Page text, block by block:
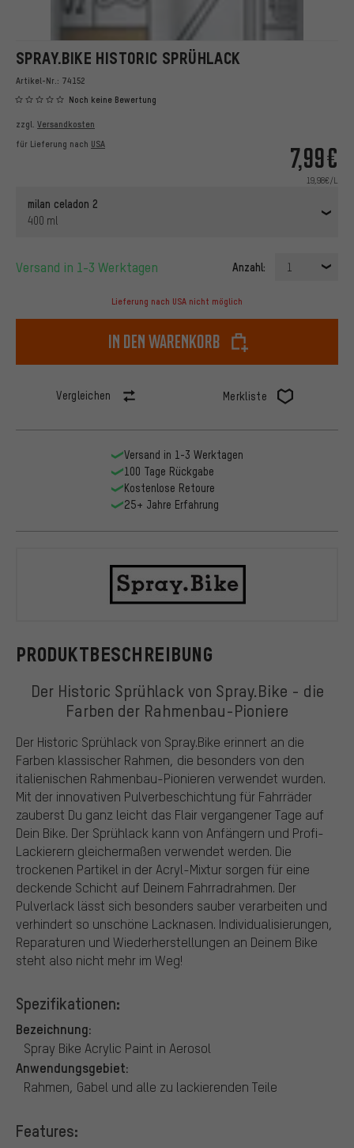
SPRAY.BIKE HISTORIC SPRÜHLACK
Artikel-Nr.: 74152
Noch keine Bewertung
7,99€
19,98€/L
zzgl. Versandkosten
für Lieferung nach USA
milan celadon 2
400 ml
Versand in 1-3 Werktagen Anzahl: 1
Lieferung nach USA nicht möglich
In den Warenkorb
Vergleichen Merkliste
PRODUKTBESCHREIBUNG
Der Historic Sprühlack von Spray.Bike - die
Farben der Rahmenbau-Pioniere
Der Historic Sprühlack von Spray.Bike erinnert an die
Farben klassischer Rahmen, die besonders von den
italienischen Rahmenbau-Pionieren verwendet wurden.
Mit der innovativen Pulverbeschichtung für Fahrräder
zauberst Du ganz leicht das Flair vergangener Tage auf
Dein Bike. Der Sprühlack kann von Anfängern und Profi-
Lackierern gleichermaßen verwendet werden. Die
trockenen Partikel in der Acryl-Mixtur sorgen für eine
deckende Schicht auf Deinem Fahrradrahmen. Der
Pulverlack lässt sich besonders sauber verarbeiten und
verhindert so unschöne Lacknasen. Individualisierungen,
Reparaturen und Wiederherstellungen an Deinem Bike
steht also nicht mehr im Weg!
Spezifikationen:
Bezeichnung:
Spray Bike Acrylic Paint in Aerosol
Anwendungsgebiet:
Rahmen, Gabel und alle zu lackierenden Teile
Features:
Versand in 1-3 Werktagen
100 Tage Rückgabe
Kostenlose Retoure
25+ Jahre Erfahrung